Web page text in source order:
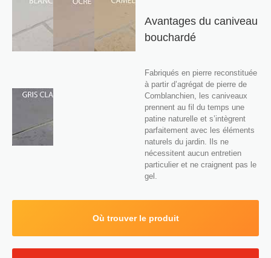
Avantages du caniveau
bouchardé
Fabriqués en pierre reconstituée
à partir d’agrégat de pierre de
Comblanchien, les caniveaux
prennent au fil du temps une
patine naturelle et s’intègrent
parfaitement avec les éléments
naturels du jardin. Ils ne
nécessitent aucun entretien
particulier et ne craignent pas le
gel.
Où trouver le produit